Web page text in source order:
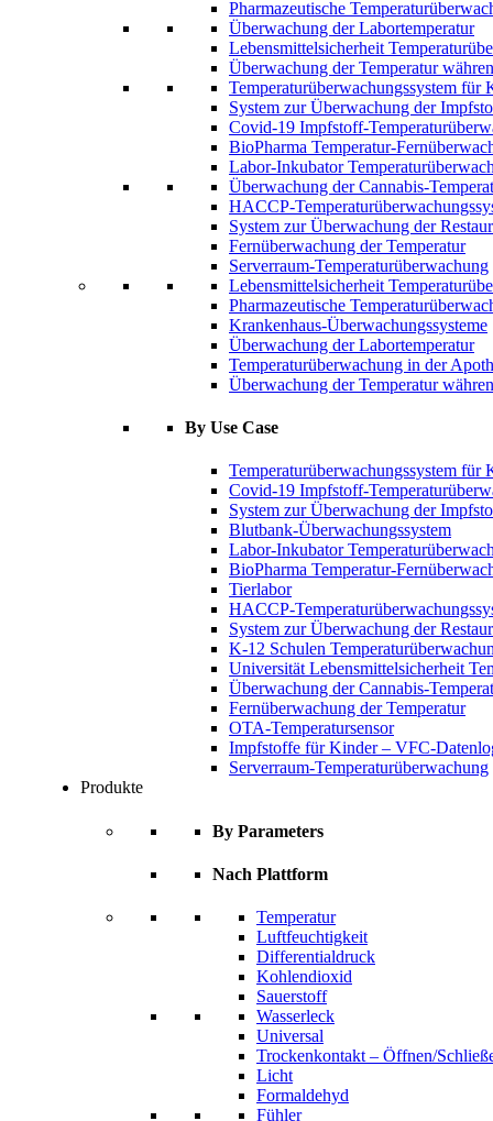
Pharmazeutische
Überwachung der Labortemperatur
Lebensmittelsicherheit
Überwachung der Temperatur
Temperaturüberwachungssystem für
System zur Überwachung der
Covid-19 Impfstoff-
BioPharma Temperatur-
Labor-Inkubator
Überwachung der Cannabis-
HACCP-
System zur Überwachung der
Fernüberwachung der Temperatur
Serverraum-Temperaturüberwachung
Lebensmittelsicherheit
Pharmazeutische
Krankenhaus-Überwachungssysteme
Überwachung der Labortemperatur
Temperaturüberwachung in der
Überwachung der Temperatur
By Use Case
Temperaturüberwachungssystem für
Covid-19 Impfstoff-
System zur Überwachung der
Blutbank-Überwachungssystem
Labor-Inkubator
BioPharma Temperatur-
Tierlabor
HACCP-
System zur Überwachung der
K-12 Schulen
Universität Lebensmittelsicherheit
Überwachung der Cannabis-
Fernüberwachung der Temperatur
OTA-Temperatursensor
Impfstoffe für Kinder – VFC-
Serverraum-Temperaturüberwachung
Produkte
By Parameters
Nach Plattform
Temperatur
Luftfeuchtigkeit
Differentialdruck
Kohlendioxid
Sauerstoff
Wasserleck
Universal
Trockenkontakt – Öffnen/
Licht
Formaldehyd
Fühler